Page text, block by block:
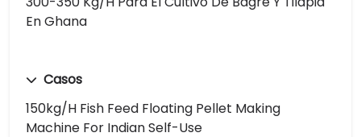
En Ghana
Casos
150kg/h Fish Feed Floating Pellet Making
Machine For Indian Self-Use